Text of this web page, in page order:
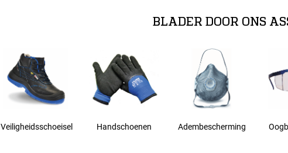
BLADER DOOR ONS
Veiligheidsschoeisel Handschoenen Adembescherming